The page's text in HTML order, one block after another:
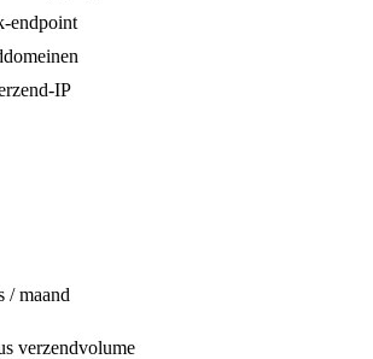
endpoint
IP
/ maand
verzendvolume